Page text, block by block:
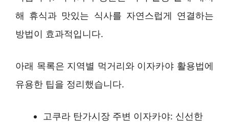
해 휴식과 맛있는 식사를 자연스럽게 연결하는
방법이 효과적입니다.
아래 목록은 지역별 먹거리와 이자카야 활용법에
유용한 팁을 정리했습니다.
고쿠라 탄가시장 주변 이자카야: 신선한